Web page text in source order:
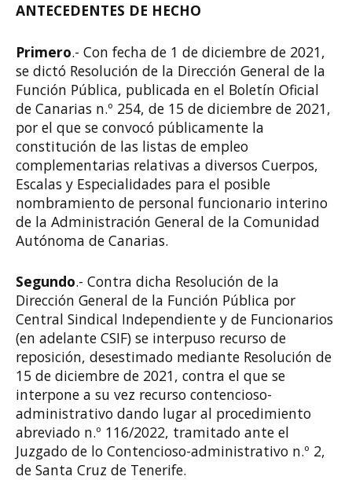
ANTECEDENTES DE HECHO
Primero.- Con fecha de 1 de diciembre de 2021,
se dictó Resolución de la Dirección General de la
Función Pública, publicada en el Boletín Oficial
de Canarias n.º 254, de 15 de diciembre de 2021,
por el que se convocó públicamente la
constitución de las listas de empleo
complementarias relativas a diversos Cuerpos,
Escalas y Especialidades para el posible
nombramiento de personal funcionario interino
de la Administración General de la Comunidad
Autónoma de Canarias.
Segundo.- Contra dicha Resolución de la
Dirección General de la Función Pública por
Central Sindical Independiente y de Funcionarios
(en adelante CSIF) se interpuso recurso de
reposición, desestimado mediante Resolución de
15 de diciembre de 2021, contra el que se
interpone a su vez recurso contencioso-
administrativo dando lugar al procedimiento
abreviado n.º 116/2022, tramitado ante el
Juzgado de lo Contencioso-administrativo n.º 2,
de Santa Cruz de Tenerife.